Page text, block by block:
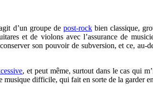
d’un groupe de post-rockbien classique,
et de violons avec l’assurance de
son pouvoir de subversion, et ce, au-
, et peut même, surtout dans le cas qui
difficile, qui fait en sorte de la garder